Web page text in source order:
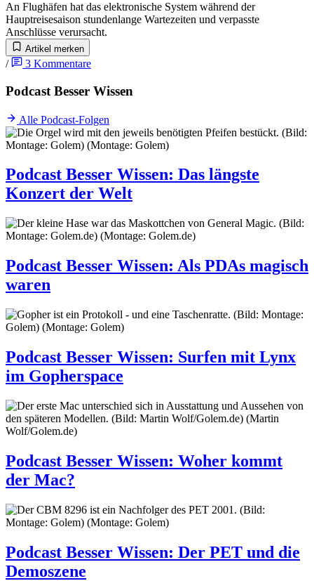
An Flughäfen hat das elektronische System während der
Hauptreisesaison stundenlange Wartezeiten und verpasste
Anschlüsse verursacht.
Artikel merken
/ 3 Kommentare
Podcast Besser Wissen
Alle Podcast-Folgen
Podcast Besser Wissen: Das längste
Konzert der Welt
Podcast Besser Wissen: Als PDAs magisch
waren
Podcast Besser Wissen: Surfen mit Lynx
im Gopherspace
Podcast Besser Wissen: Woher kommt
der Mac?
Podcast Besser Wissen: Der PET und die
Demoszene